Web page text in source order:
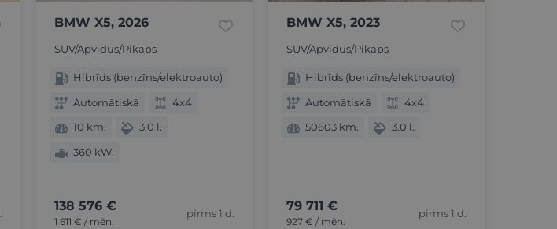
BMW X5, 2026
SUV/Apvidus/Pikaps
Hibrīds (benzīns/elektroauto)
Automātiskā
4x4
10 km.
3.0 l.
360 kW.
138 576 €
1 611 € / mēn.
pirms 1 d.
BMW X5, 2023
SUV/Apvidus/Pikaps
Hibrīds (benzīns/elektroauto)
Automātiskā
4x4
50603 km.
3.0 l.
79 711 €
927 € / mēn.
pirms 1 d.